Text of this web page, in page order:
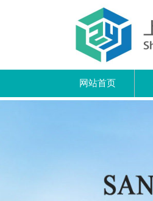
网站首页